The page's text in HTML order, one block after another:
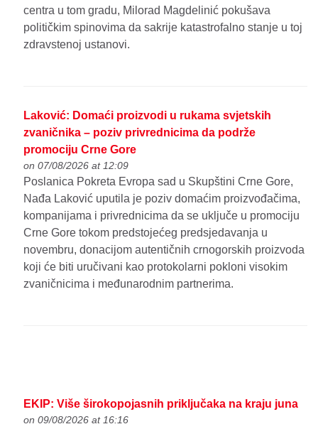
centra u tom gradu, Milorad Magdelinić pokušava
političkim spinovima da sakrije katastrofalno stanje u toj
zdravstenoj ustanovi.
Laković: Domaći proizvodi u rukama svjetskih
zvaničnika – poziv privrednicima da podrže
promociju Crne Gore
on 07/08/2026 at 12:09
Poslanica Pokreta Evropa sad u Skupštini Crne Gore,
Nađa Laković uputila je poziv domaćim proizvođačima,
kompanijama i privrednicima da se uključe u promociju
Crne Gore tokom predstojećeg predsjedavanja u
novembru, donacijom autentičnih crnogorskih proizvoda
koji će biti uručivani kao protokolarni pokloni visokim
zvaničnicima i međunarodnim partnerima.
EKIP: Više širokopojasnih priključaka na kraju juna
on 09/08/2026 at 16:16